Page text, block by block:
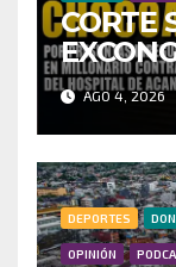
CORTE
POR
DEL
AGO 4, 2026
DEPORTES
OPINIÓN